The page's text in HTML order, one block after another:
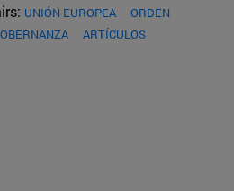
UNIÓN EUROPEA
ORDEN
ARTÍCULOS